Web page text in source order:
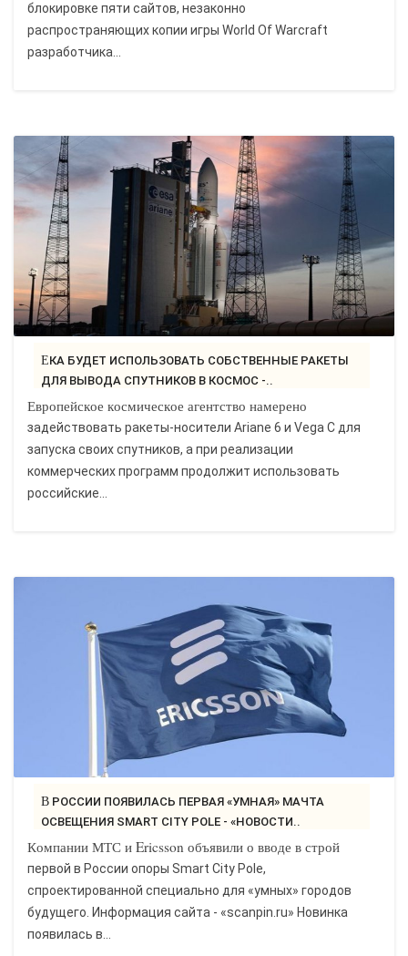
блокировке пяти сайтов, незаконно
распространяющих копии игры World Of Warcraft
разработчика...
ЕКА БУДЕТ ИСПОЛЬЗОВАТЬ СОБСТВЕННЫЕ РАКЕТЫ
ДЛЯ ВЫВОДА СПУТНИКОВ В КОСМОС -..
Европейское космическое агентство намерено
задействовать ракеты-носители Ariane 6 и Vega C для
запуска своих спутников, а при реализации
коммерческих программ продолжит использовать
российские...
В РОССИИ ПОЯВИЛАСЬ ПЕРВАЯ «УМНАЯ» МАЧТА
ОСВЕЩЕНИЯ SMART CITY POLE - «НОВОСТИ..
Компании МТС и Ericsson объявили о вводе в строй
первой в России опоры Smart City Pole,
спроектированной специально для «умных» городов
будущего. Информация сайта - «scanpin.ru» Новинка
появилась в...